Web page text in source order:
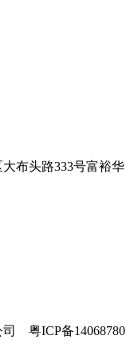
布头路333号富裕华
司 粤ICP备14068780